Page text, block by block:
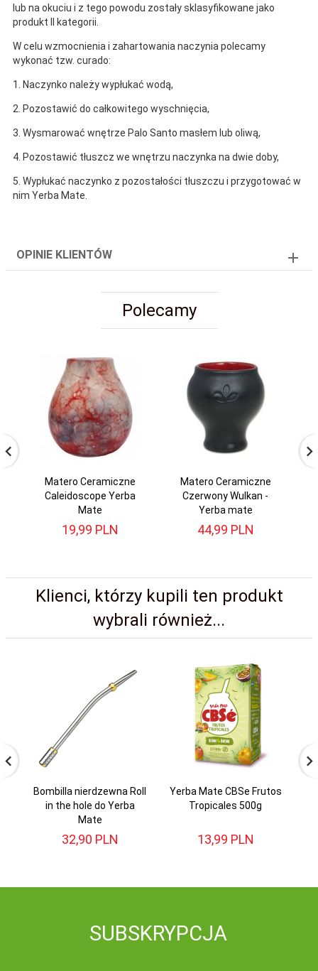
lub na okuciu i z tego powodu zostały sklasyfikowane jako
produkt II kategorii.
W celu wzmocnienia i zahartowania naczynia polecamy
wykonać tzw. curado:
1. Naczynko należy wypłukać wodą,
2. Pozostawić do całkowitego wyschnięcia,
3. Wysmarować wnętrze Palo Santo masłem lub oliwą,
4. Pozostawić tłuszcz we wnętrzu naczynka na dwie doby,
5. Wypłukać naczynko z pozostałości tłuszczu i przygotować w
nim Yerba Mate.
OPINIE KLIENTÓW
Polecamy
Matero Ceramiczne
Caleidoscope Yerba
Mate
19,99 PLN
Matero Ceramiczne
Czerwony Wulkan -
Yerba mate
44,99 PLN
Klienci, którzy kupili ten produkt
wybrali również...
Bombilla nierdzewna Roll
in the hole do Yerba
Mate
32,90 PLN
Yerba Mate CBSe Frutos
Tropicales 500g
13,99 PLN
SUBSKRYPCJA